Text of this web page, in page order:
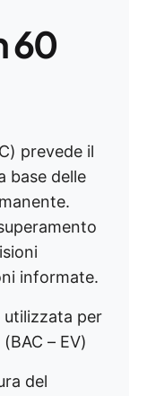
60
prevede il
base delle
informate.
utilizzata per
– EV)
del